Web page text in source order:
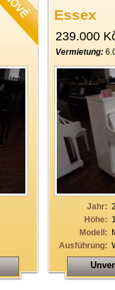
Essex
239.000
Vermietung:
Jahr:
Höhe:
Modell:
Ausführung: